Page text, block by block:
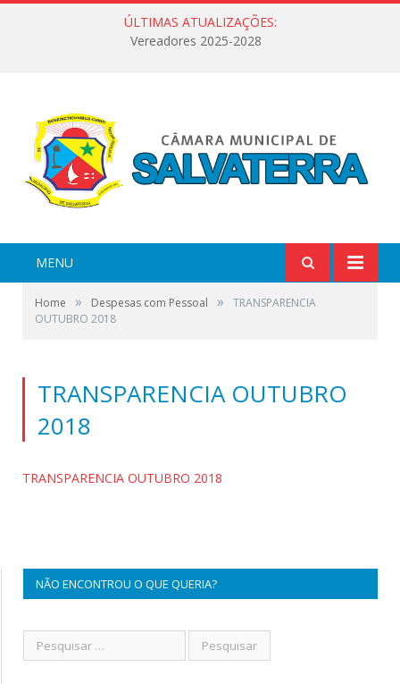
ÚLTIMAS ATUALIZAÇÕES:
Vereadores 2025-2028
MENU
Home » Despesas com Pessoal »
TRANSPARENCIA
OUTUBRO 2018
TRANSPARENCIA OUTUBRO
2018
TRANSPARENCIA OUTUBRO 2018
NÃO ENCONTROU O QUE QUERIA?